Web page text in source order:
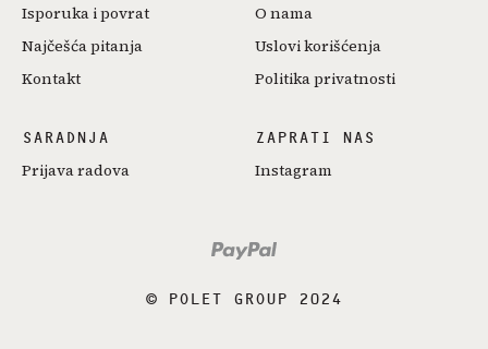
Isporuka i povrat
Najčešća pitanja
Kontakt
O nama
Uslovi korišćenja
Politika privatnosti
SARADNJA
Prijava radova
ZAPRATI NAS
Instagram
© POLET GROUP 2024